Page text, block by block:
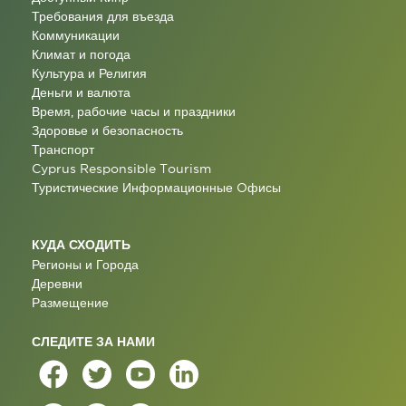
Требования для въезда
Коммуникации
Климат и погода
Культура и Религия
Деньги и валюта
Время, рабочие часы и праздники
Здоровье и безопасность
Транспорт
Cyprus Responsible Tourism
Туристические Информационные Oфисы
КУДА СХОДИТЬ
Регионы и Города
Деревни
Размещение
СЛЕДИТЕ ЗА НАМИ